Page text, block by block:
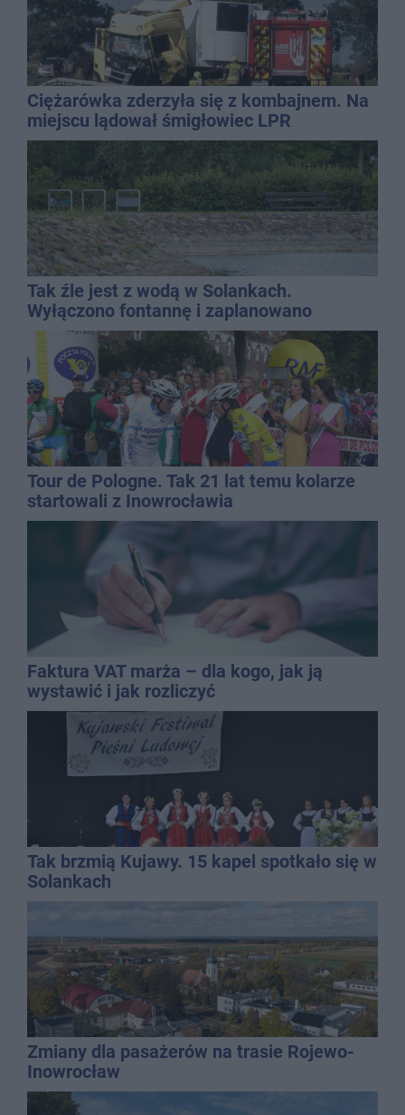
Ciężarówka zderzyła się z kombajnem. Na
miejscu lądował śmigłowiec LPR
Tak źle jest z wodą w Solankach.
Wyłączono fontannę i zaplanowano
dolewkę
Tour de Pologne. Tak 21 lat temu kolarze
startowali z Inowrocławia
Faktura VAT marża – dla kogo, jak ją
wystawić i jak rozliczyć
Tak brzmią Kujawy. 15 kapel spotkało się w
Solankach
Zmiany dla pasażerów na trasie Rojewo-
Inowrocław